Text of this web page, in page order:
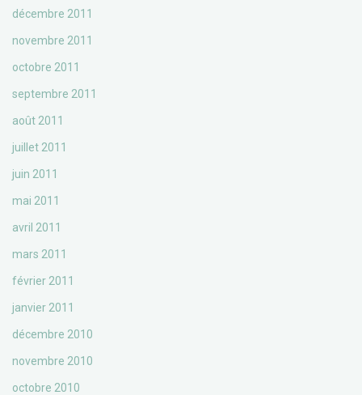
décembre 2011
novembre 2011
octobre 2011
septembre 2011
août 2011
juillet 2011
juin 2011
mai 2011
avril 2011
mars 2011
février 2011
janvier 2011
décembre 2010
novembre 2010
octobre 2010